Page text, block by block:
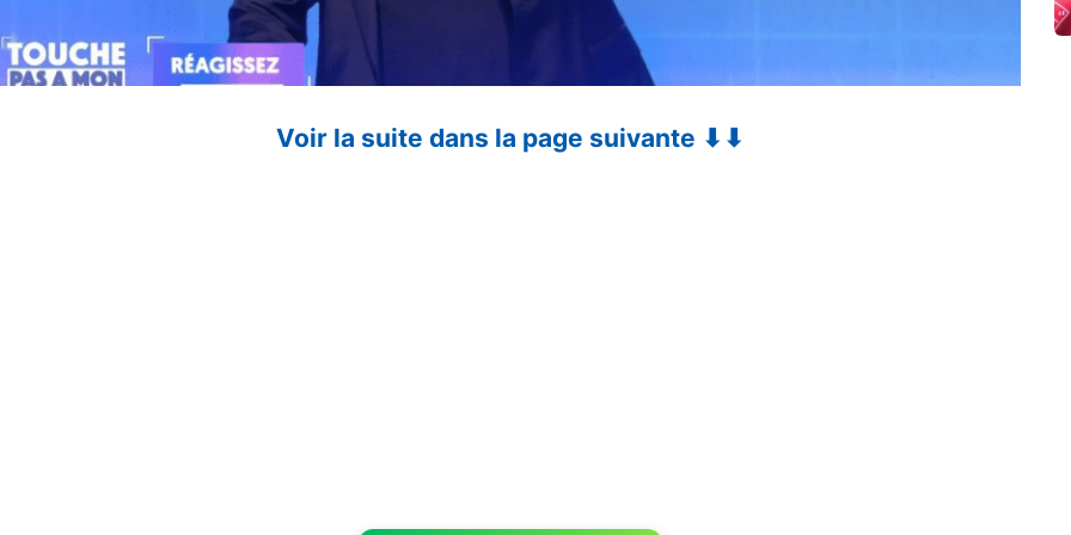
Voir la suite dans la page suivante ⬇⬇